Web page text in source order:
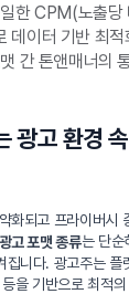
한 CPM(노출당
데이터 기반 최적
간 톤앤매너의
광고 환경
화되고 프라이버시
광고 포맷 종류는 단순
집니다. 광고주는 플
을 기반으로 최적